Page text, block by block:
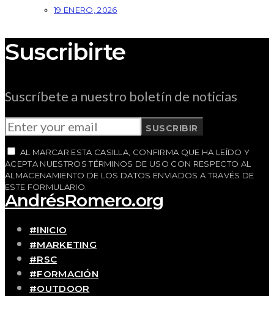
19 ENERO, 2026
Suscribirte
Suscríbete a nuestro boletín de noticias
SUSCRIBIR
AL MARCAR ESTA CASILLA, CONFIRMA QUE HA LEÍDO Y
ACEPTA NUESTROS TÉRMINOS DE USO CON RESPECTO AL
ALMACENAMIENTO DE LOS DATOS ENVIADOS A TRAVÉS DE
ESTE FORMULARIO.
AndrésRomero.org
#INICIO
#MARKETING
#RSC
#FORMACIÓN
#OUTDOOR